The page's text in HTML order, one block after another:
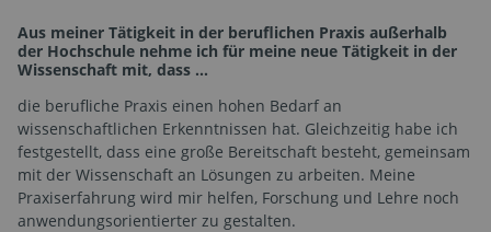
Aus meiner Tätigkeit in der beruflichen Praxis außerhalb
der Hochschule nehme ich für meine neue Tätigkeit in der
Wissenschaft mit, dass …
die berufliche Praxis einen hohen Bedarf an
wissenschaftlichen Erkenntnissen hat. Gleichzeitig habe ich
festgestellt, dass eine große Bereitschaft besteht, gemeinsam
mit der Wissenschaft an Lösungen zu arbeiten. Meine
Praxiserfahrung wird mir helfen, Forschung und Lehre noch
anwendungsorientierter zu gestalten.